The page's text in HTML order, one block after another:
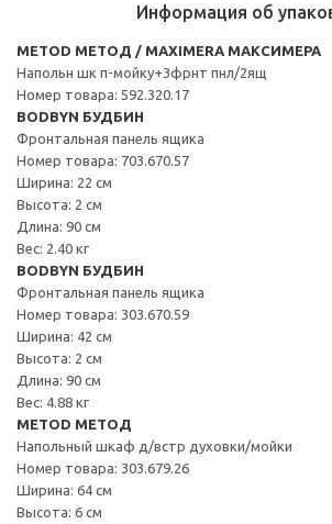
Информация об
METOD МЕТОД / MAXIMERA МАКСИМЕРА
Напольн шк п-мойку+3фрнт пнл/2ящ
Номер товара: 592.320.17
BODBYN БУДБИН
Фронтальная панель ящика
Номер товара: 703.670.57
Ширина: 22 см
Высота: 2 см
Длина: 90 см
Вес: 2.40 кг
BODBYN БУДБИН
Фронтальная панель ящика
Номер товара: 303.670.59
Ширина: 42 см
Высота: 2 см
Длина: 90 см
Вес: 4.88 кг
METOD МЕТОД
Напольный шкаф д/встр духовки/мойки
Номер товара: 303.679.26
Ширина: 64 см
Высота: 6 см